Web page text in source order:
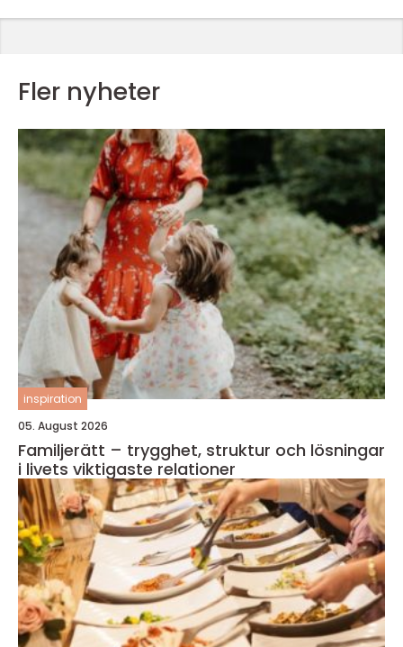
Fler nyheter
inspiration
05. August 2026
Familjerätt – trygghet, struktur och lösningar
i livets viktigaste relationer